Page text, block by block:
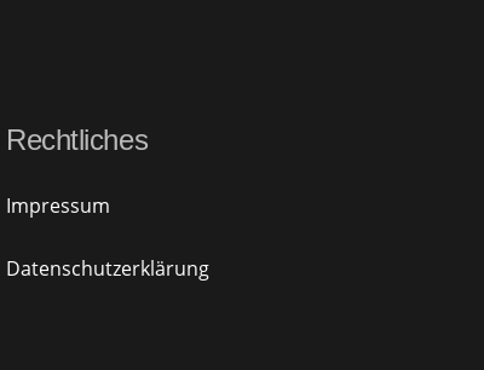
Rechtliches
Impressum
Datenschutzerklärung